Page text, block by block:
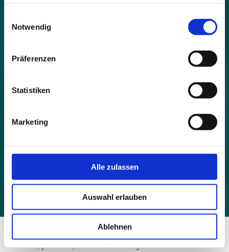
Notwendig
Präferenzen
Statistiken
Marketing
Alle zulassen
Auswahl erlauben
Ablehnen
Land:
Beitrittsjahr:
Einwohner:
Fläche:
KontaktImpressumDatenschutzerklärung